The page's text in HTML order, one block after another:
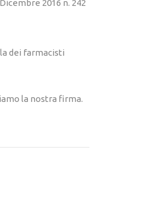
2016 n. 242
dei farmacisti
la nostra firma.